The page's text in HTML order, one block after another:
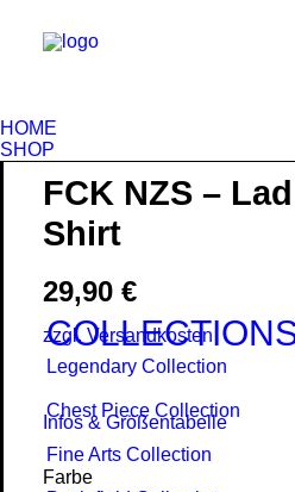
HOME
SHOP
Legendary Collection
Chest Piece Collection
Fine Arts Collection
FCK NZS –
Shirt
29,90 €
zzgl. Versandkosten
Infos & Größentabelle
Farbe